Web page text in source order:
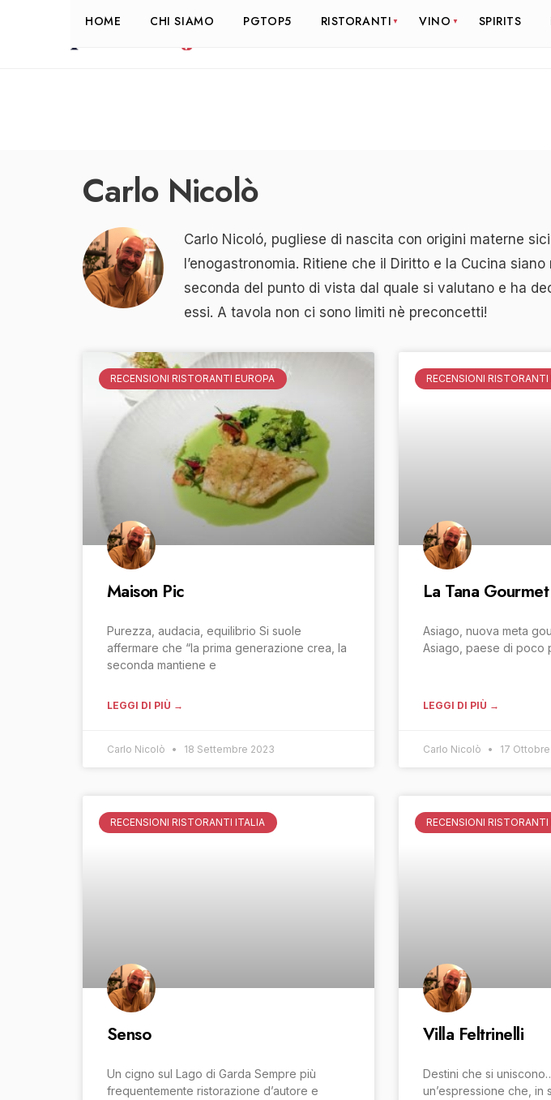
HOME CHI SIAMO PGTOP5 RISTORANTI VINO SPIRITS
Carlo Nicolò
Carlo Nicoló, pugliese di nascita con origini materne
l’enogastronomia. Ritiene che il Diritto e la Cucina
seconda del punto di vista dal quale si valutano e ha
essi. A tavola non ci sono limiti nè preconcetti!
RECENSIONI RISTORANTI EUROPA
Maison Pic
Purezza, audacia, equilibrio Si suole
affermare che “la prima generazione crea, la
seconda mantiene e
LEGGI DI PIÙ →
Carlo Nicolò 18 Settembre 2023
RECENSIONI RISTORANTI
La Tana Gourmet
Asiago, nuova meta
Asiago, paese di poco
LEGGI DI PIÙ →
Carlo Nicolò 17
RECENSIONI RISTORANTI ITALIA
Senso
Un cigno sul Lago di Garda Sempre più
frequentemente ristorazione d’autore e
RECENSIONI RISTORANTI
Villa Feltrinelli
Destini che si
un’espressione che, in